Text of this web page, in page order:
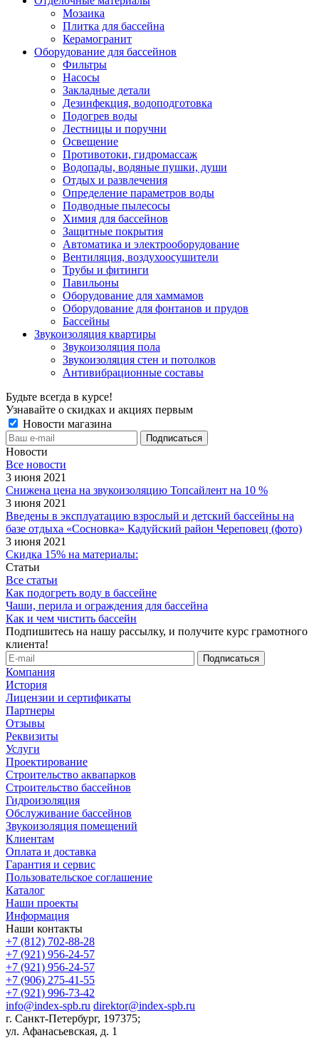
Мозаика
Плитка для бассейна
Керамогранит
Оборудование для бассейнов
Фильтры
Насосы
Закладные детали
Дезинфекция, водоподготовка
Подогрев воды
Лестницы и поручни
Освещение
Противотоки, гидромассаж
Водопады, водяные пушки, души
Отдых и развлечения
Определение параметров воды
Подводные пылесосы
Химия для бассейнов
Защитные покрытия
Автоматика и электрооборудование
Вентиляция, воздухоосушители
Трубы и фитинги
Павильоны
Оборудование для хаммамов
Оборудование для фонтанов и прудов
Бассейны
Звукоизоляция квартиры
Звукоизоляция пола
Звукоизоляция стен и потолков
Антивибрационные составы
Будьте всегда в курсе!
Узнавайте о скидках и акциях первым
Новости магазина
Новости
Все новости
3 июня 2021
Снижена цена на звукоизоляцию Топсайлент на 10 %
3 июня 2021
Введены в эксплуатацию взрослый и детский бассейны на
базе отдыха «Сосновка» Кадуйский район Череповец (фото)
3 июня 2021
Скидка 15% на материалы:
Статьи
Все статьи
Как подогреть воду в бассейне
Чаши, перила и ограждения для бассейна
Как и чем чистить бассейн
Подпишитесь на нашу рассылку, и получите курс грамотного
клиента!
Компания
История
Лицензии и сертификаты
Партнеры
Отзывы
Реквизиты
Услуги
Проектирование
Строительство аквапарков
Строительство бассейнов
Гидроизоляция
Обслуживание бассейнов
Звукоизоляция помещений
Клиентам
Оплата и доставка
Гарантия и сервис
Пользовательское соглашение
Каталог
Наши проекты
Информация
Наши контакты
+7 (812) 702-88-28
+7 (921) 956-24-57
+7 (921) 956-24-57
+7 (906) 275-41-55
+7 (921) 996-73-42
info@index-spb.ru direktor@index-spb.ru
г. Санкт-Петербург, 197375;
ул. Афанасьевская, д. 1